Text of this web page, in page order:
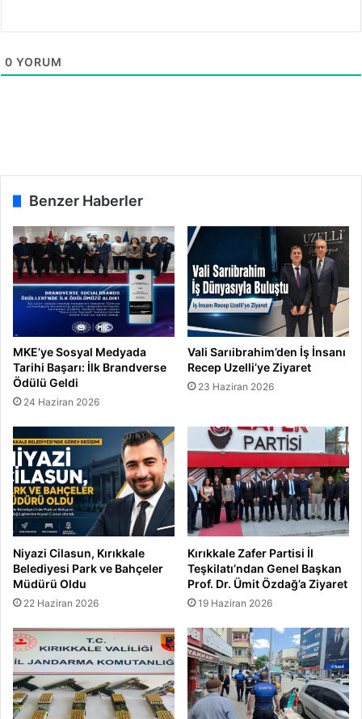
0 YORUM
Benzer Haberler
MKE’ye Sosyal Medyada
Tarihi Başarı: İlk Brandverse
Ödülü Geldi
24 Haziran 2026
Vali Sarıibrahim’den İş İnsanı
Recep Uzelli’ye Ziyaret
23 Haziran 2026
Niyazi Cilasun, Kırıkkale
Belediyesi Park ve Bahçeler
Müdürü Oldu
22 Haziran 2026
Kırıkkale Zafer Partisi İl
Teşkilatı’ndan Genel Başkan
Prof. Dr. Ümit Özdağ’a Ziyaret
19 Haziran 2026